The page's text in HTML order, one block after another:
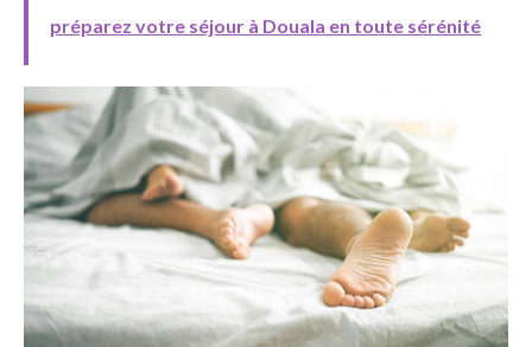
préparez votre séjour à Douala en toute sérénité